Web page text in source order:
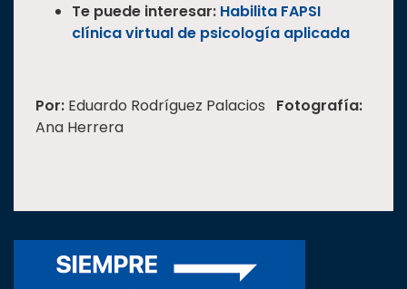
Te puede interesar: Habilita FAPSI
clínica virtual de psicología aplicada
Por: Eduardo Rodríguez Palacios Fotografía:
Ana Herrera